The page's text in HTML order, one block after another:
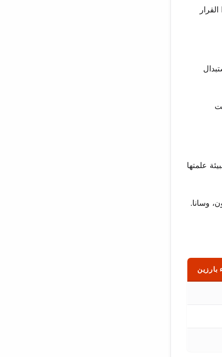
علمتها
وجيونغيون، وسانا.
بارزين